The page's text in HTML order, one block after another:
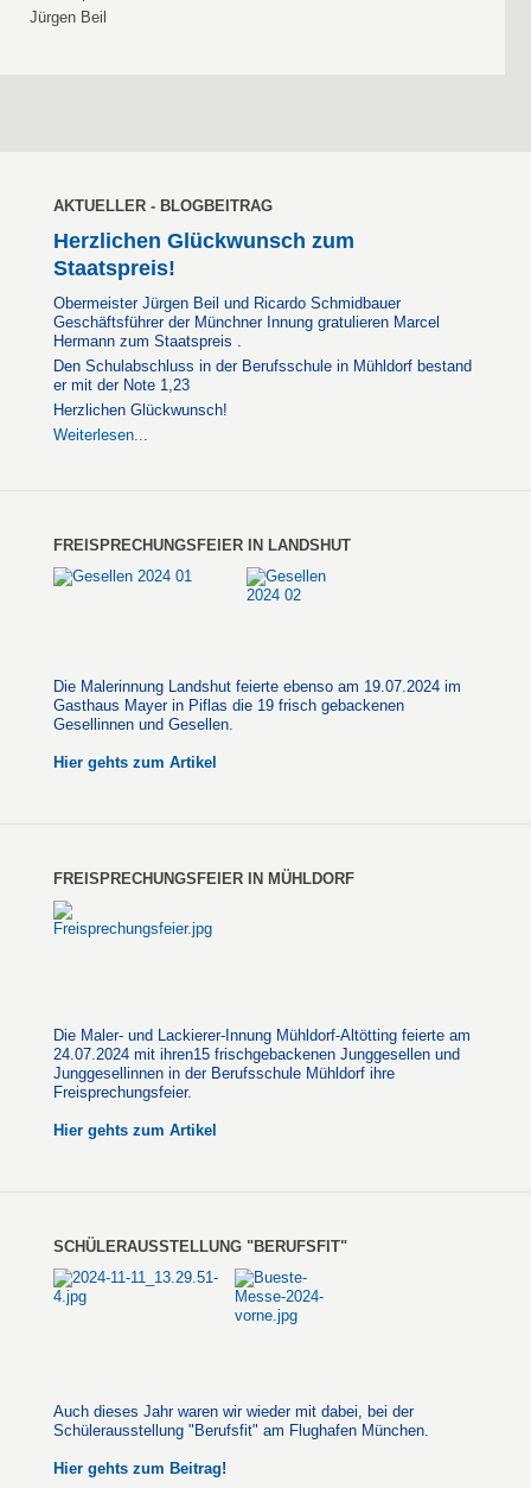
Jürgen Beil
AKTUELLER - BLOGBEITRAG
Herzlichen Glückwunsch zum
Staatspreis!
Obermeister Jürgen Beil und Ricardo Schmidbauer
Geschäftsführer der Münchner Innung gratulieren Marcel
Hermann zum Staatspreis .
Den Schulabschluss in der Berufsschule in Mühldorf bestand
er mit der Note 1,23
Herzlichen Glückwunsch!
Weiterlesen...
FREISPRECHUNGSFEIER IN LANDSHUT
Die Malerinnung Landshut feierte ebenso am 19.07.2024 im
Gasthaus Mayer in Piflas die 19 frisch gebackenen
Gesellinnen und Gesellen.
Hier gehts zum Artikel
FREISPRECHUNGSFEIER IN MÜHLDORF
Die Maler- und Lackierer-Innung Mühldorf-Altötting feierte am
24.07.2024 mit ihren15 frischgebackenen Junggesellen und
Junggesellinnen in der Berufsschule Mühldorf ihre
Freisprechungsfeier.
Hier gehts zum Artikel
SCHÜLERAUSSTELLUNG "BERUFSFIT"
Auch dieses Jahr waren wir wieder mit dabei, bei der
Schülerausstellung "Berufsfit" am Flughafen München.
Hier gehts zum Beitrag!